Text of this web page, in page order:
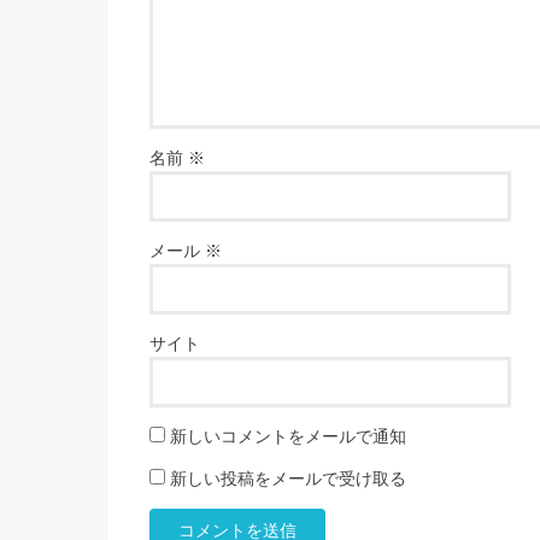
名前 ※
メール ※
サイト
新しいコメントをメールで通知
新しい投稿をメールで受け取る